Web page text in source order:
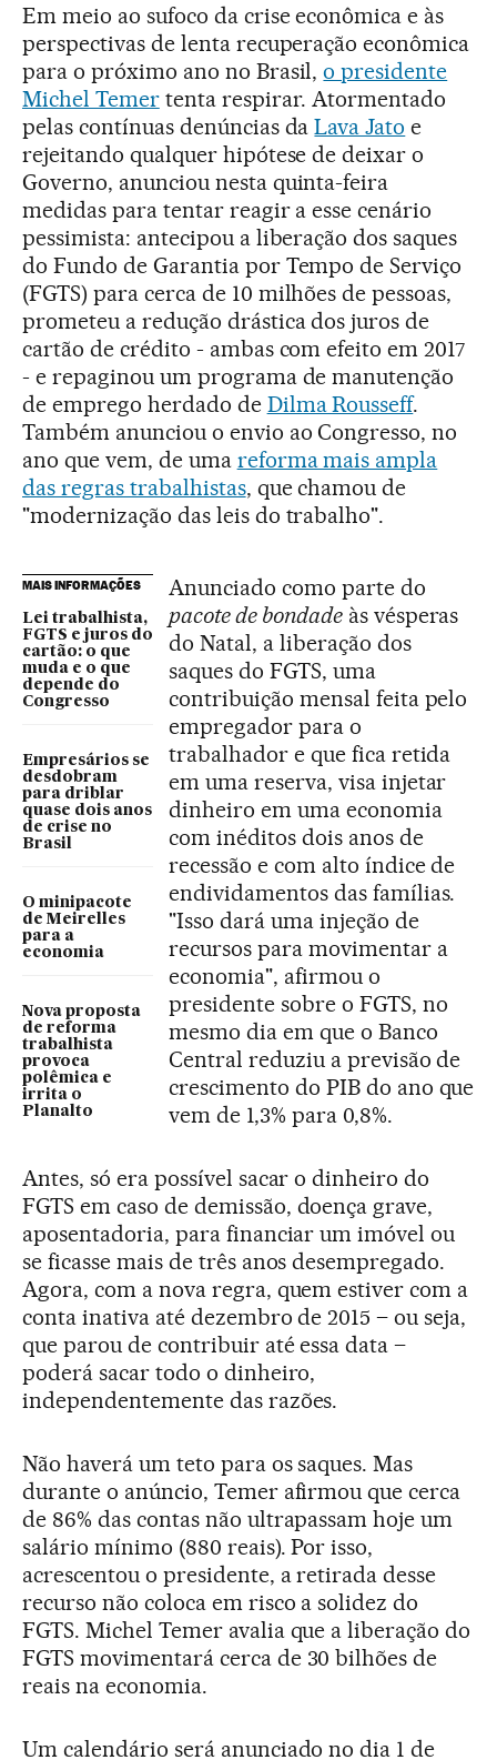
Em meio ao sufoco da crise econômica e às
perspectivas de lenta recuperação econômica
para o próximo ano no Brasil,o presidente
Michel Temertenta respirar. Atormentado
pelas contínuas denúncias daLava Jato e
rejeitando qualquer hipótese de deixar o
Governo, anunciou nesta quinta-feira
medidas para tentar reagir a esse cenário
pessimista: antecipou a liberação dos saques
do Fundo de Garantia por Tempo de Serviço
(FGTS) para cerca de 10 milhões de pessoas,
prometeu a redução drástica dos juros de
cartão de crédito - ambas com efeito em 2017
- e repaginou um programa de manutenção
de emprego herdado de Dilma Rousseff.
Também anunciou o envio ao Congresso, no
ano que vem, de uma reforma mais ampla
das regras trabalhistas, que chamou de
"modernização das leis do trabalho".
MAIS INFORMAÇÕES
Lei trabalhista,
FGTS e juros do
cartão: o que
muda e o que
depende do
Congresso
Empresários se
desdobram
para driblar
quase dois anos
de crise no
Brasil
O minipacote
de Meirelles
para a
economia
Nova proposta
de reforma
trabalhista
provoca
polêmica e
irrita o
Planalto
Anunciado como parte do
pacote de bondadeàs vésperas
do Natal, a liberação dos
saques do FGTS, uma
contribuição mensal feita pelo
empregador para o
trabalhador e que fica retida
em uma reserva, visa injetar
dinheiro em uma economia
com inéditos dois anos de
recessão e com alto índice de
endividamentos das famílias.
"Isso dará uma injeção de
recursos para movimentar a
economia", afirmou o
presidente sobre o FGTS, no
mesmo dia em que o Banco
Central reduziu a previsão de
crescimento do PIB do ano que
vem de 1,3% para 0,8%.
Antes, só era possível sacar o dinheiro do
FGTS em caso de demissão, doença grave,
aposentadoria, para financiar um imóvel ou
se ficasse mais de três anos desempregado.
Agora, com a nova regra, quem estiver com a
conta inativa até dezembro de 2015 – ou seja,
que parou de contribuir até essa data –
poderá sacar todo o dinheiro,
independentemente das razões.
Não haverá um teto para os saques. Mas
durante o anúncio, Temer afirmou que cerca
de 86% das contas não ultrapassam hoje um
salário mínimo (880 reais). Por isso,
acrescentou o presidente, a retirada desse
recurso não coloca em risco a solidez do
FGTS. Michel Temer avalia que a liberação do
FGTS movimentará cerca de 30 bilhões de
reais na economia.
Um calendário será anunciado no dia 1 de